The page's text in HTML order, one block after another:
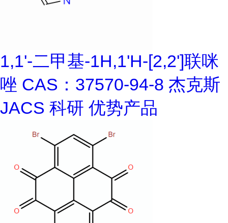
1,1'-二甲基-1H,1'H-[2,2']联咪
唑 CAS：37570-94-8 杰克斯
JACS 科研 优势产品